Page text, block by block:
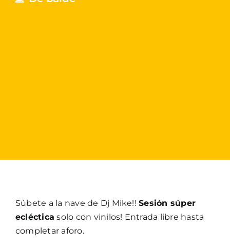
Súbete a la nave de Dj Mike!!Sesión súper
ecléctica solo con vinilos! Entrada libre hasta
completar aforo.